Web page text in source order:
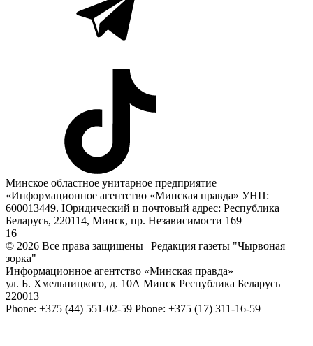
Минское областное унитарное предприятие
«Информационное агентство «Минская правда» УНП:
600013449. Юридический и почтовый адрес: Республика
Беларусь, 220114, Минск, пр. Независимости 169
16+
© 2026 Все права защищены | Редакция газеты "Чырвоная
зорка"
Информационное агентство «Минская правда»
ул. Б. Хмельницкого, д. 10А Минск Республика Беларусь
220013
Phone: +375 (44) 551-02-59 Phone: +375 (17) 311-16-59